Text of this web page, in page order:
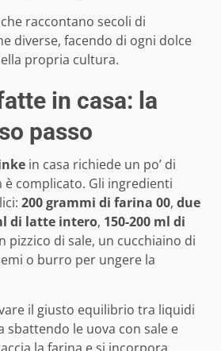
raccontano secoli di
diverse, facendo di ogni dolce
propria cultura.
in casa: la
passo
in casa richiede un po’ di
complicato. Gli ingredienti
200 grammi di farina 00, due
di latte intero, 150-200 ml di
pizzico di sale, un cucchiaino di
o burro per ungere la
il giusto equilibrio tra liquidi
sbattendo le uova con sale e